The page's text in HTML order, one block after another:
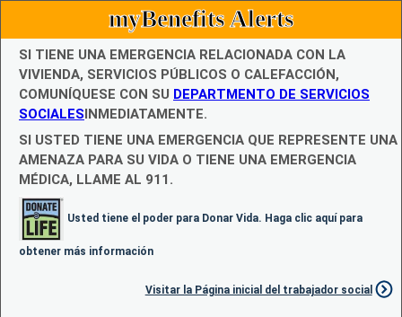
myBenefits Alerts
SI TIENE UNA EMERGENCIA RELACIONADA CON LA
VIVIENDA, SERVICIOS PÚBLICOS O CALEFACCIÓN,
COMUNÍQUESE CON SU DEPARTMENTO DE SERVICIOS
SOCIALESINMEDIATAMENTE.
SI USTED TIENE UNA EMERGENCIA QUE REPRESENTE UNA
AMENAZA PARA SU VIDA O TIENE UNA EMERGENCIA
MÉDICA, LLAME AL 911.
Usted tiene el poder para Donar Vida. Haga clic aquí para
obtener más información
Visitar la Página inicial del trabajador social